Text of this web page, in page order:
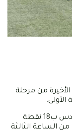
الجولة قبل الأخيرة من مرحلة
ويواجه مستقبل سليمان صاحب المركز السادس ب18 نقطة
ب21 نقطة بداية من الساعة الثالثة